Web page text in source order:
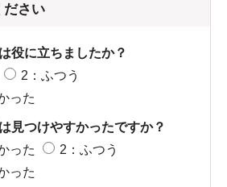
ださい
役に立ちましたか？
2：ふつう
った
見つけやすかったですか？
った
2：ふつう
った